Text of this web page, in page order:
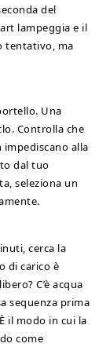
del
lampeggia e il
tentativo, ma
Una
Controlla che
alla
dal tuo
seleziona un
cerca la
di carico è
C’è acqua
sequenza prima
il modo in cui la
come